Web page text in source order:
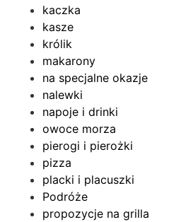
kaczka
kasze
królik
makarony
na specjalne okazje
nalewki
napoje i drinki
owoce morza
pierogi i pierożki
pizza
placki i placuszki
Podróże
propozycje na grilla